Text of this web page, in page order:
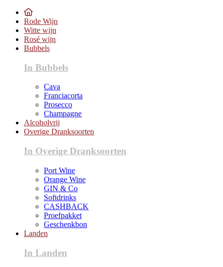
Rode Wijn
Witte wijn
Rosé wijn
Bubbels
In Bubbels
Cava
Franciacorta
Prosecco
Champagne
Alcoholvrij
Overige Dranksoorten
In Overige Dranksoorten
Port Wine
Orange Wine
GIN & Co
Softdrinks
CASHBACK
Proefpakket
Geschenkbon
Landen
In Landen